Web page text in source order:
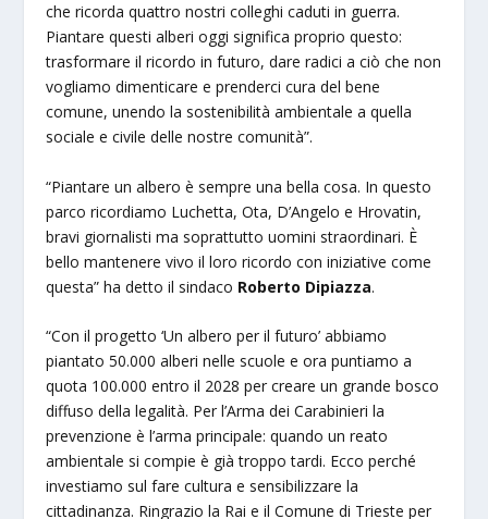
che ricorda quattro nostri colleghi caduti in guerra.
Piantare questi alberi oggi significa proprio questo:
trasformare il ricordo in futuro, dare radici a ciò che non
vogliamo dimenticare e prenderci cura del bene
comune, unendo la sostenibilità ambientale a quella
sociale e civile delle nostre comunità”.
“Piantare un albero è sempre una bella cosa. In questo
parco ricordiamo Luchetta, Ota, D’Angelo e Hrovatin,
bravi giornalisti ma soprattutto uomini straordinari. È
bello mantenere vivo il loro ricordo con iniziative come
questa” ha detto il sindaco Roberto Dipiazza.
“Con il progetto ‘Un albero per il futuro’ abbiamo
piantato 50.000 alberi nelle scuole e ora puntiamo a
quota 100.000 entro il 2028 per creare un grande bosco
diffuso della legalità. Per l’Arma dei Carabinieri la
prevenzione è l’arma principale: quando un reato
ambientale si compie è già troppo tardi. Ecco perché
investiamo sul fare cultura e sensibilizzare la
cittadinanza. Ringrazio la Rai e il Comune di Trieste per